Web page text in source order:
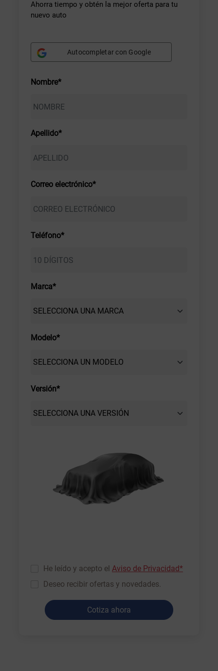
Ahorra tiempo y obtén la mejor oferta para tu
nuevo auto
Autocompletar con Google
Nombre*
Apellido*
Correo electrónico*
Teléfono*
Marca*
Modelo*
Versión*
He leído y acepto el Aviso de Privacidad*
Deseo recibir ofertas y novedades.
Cotiza ahora